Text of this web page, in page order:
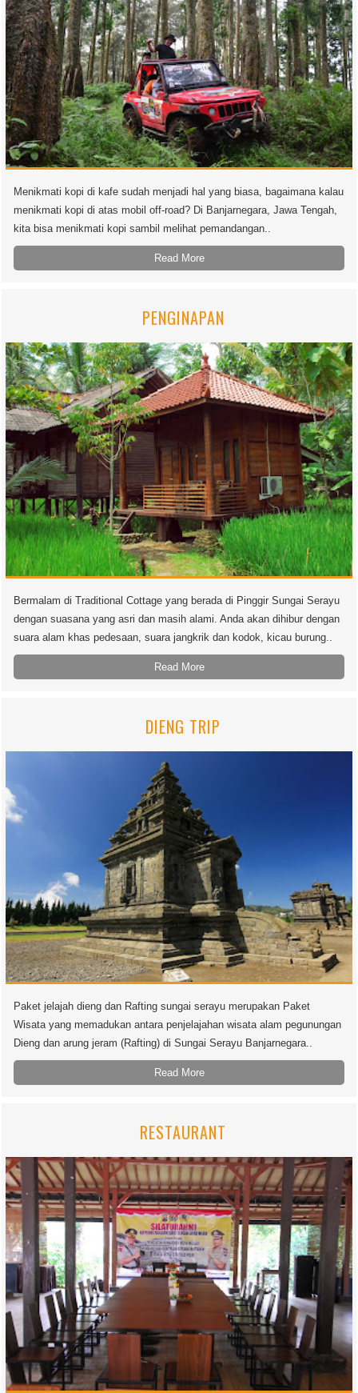
Menikmati kopi di kafe sudah menjadi hal yang biasa, bagaimana kalau
menikmati kopi di atas mobil off-road? Di Banjarnegara, Jawa Tengah,
kita bisa menikmati kopi sambil melihat pemandangan..
Read More
PENGINAPAN
Bermalam di Traditional Cottage yang berada di Pinggir Sungai Serayu
dengan suasana yang asri dan masih alami. Anda akan dihibur dengan
suara alam khas pedesaan, suara jangkrik dan kodok, kicau burung..
Read More
DIENG TRIP
Paket jelajah dieng dan Rafting sungai serayu merupakan Paket
Wisata yang memadukan antara penjelajahan wisata alam pegunungan
Dieng dan arung jeram (Rafting) di Sungai Serayu Banjarnegara..
Read More
RESTAURANT